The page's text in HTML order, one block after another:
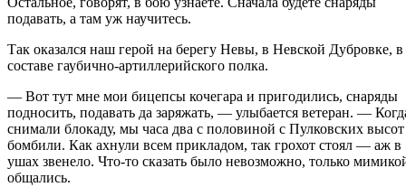
подавать, а там уж научитесь.
Так оказался наш герой на берегу Невы, в Невской Дубровке, в
составе гаубично-артиллерийского полка.
— Вот тут мне мои бицепсы кочегара и пригодились, снаряды
подносить, подавать да заряжать, — улыбается ветеран. —
снимали блокаду, мы часа два с половиной с Пулковских высот
бомбили. Как ахнули всем прикладом, так грохот стоял — аж в
ушах звенело. Что-то сказать было невозможно, только
общались.